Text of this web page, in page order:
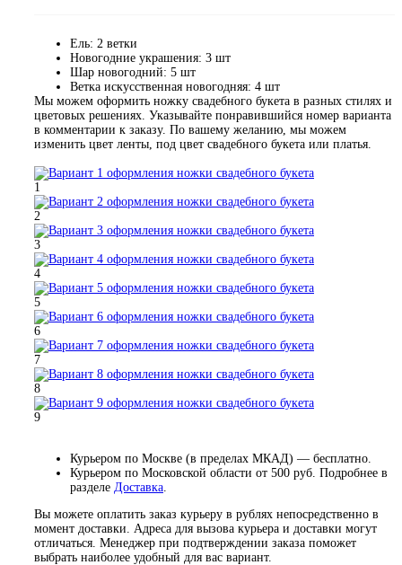
Ель: 2 ветки
Новогодние украшения: 3 шт
Шар новогодний: 5 шт
Ветка искусственная новогодняя: 4 шт
Мы можем оформить ножку свадебного букета в разных стилях и
цветовых решениях. Указывайте понравившийся номер варианта
в комментарии к заказу. По вашему желанию, мы можем
изменить цвет ленты, под цвет свадебного букета или платья.
1
2
3
4
5
6
7
8
9
Курьером по Москве (в пределах МКАД) — бесплатно.
Курьером по Московской области от 500 руб. Подробнее в
разделе Доставка
Вы можете оплатить заказ курьеру в рублях непосредственно в
момент доставки. Адреса для вызова курьера и доставки могут
отличаться. Менеджер при подтверждении заказа поможет
выбрать наиболее удобный для вас вариант.